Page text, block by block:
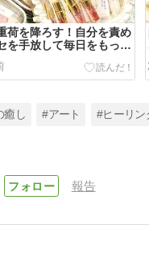
荷を降ろす！自分を責め
を手放して毎日をもっと
癒し #アート #ヒーリン
報告